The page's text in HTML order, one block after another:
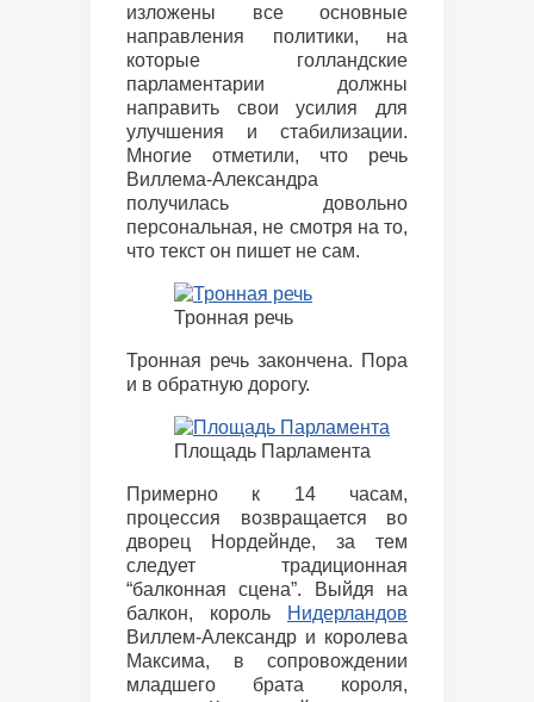
изложены все основные
направления политики, на
которые голландские
парламентарии должны
направить свои усилия для
улучшения и стабилизации.
Многие отметили, что речь
Виллема-Александра
получилась довольно
персональная, не смотря на то,
что текст он пишет не сам.
Тронная речь
Тронная речь закончена. Пора
и в обратную дорогу.
Площадь Парламента
Примерно к 14 часам,
процессия возвращается во
дворец Нордейнде, за тем
следует традиционная
“балконная сцена”. Выйдя на
балкон, король
Нидерландов
Виллем-Александр и королева
Максима, в сопровождении
младшего брата короля,